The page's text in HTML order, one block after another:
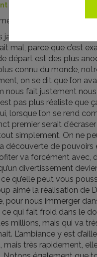
du mal - Fiche film
angoissant !
jamais demandé
mal, parce que c’est
départ est des plus
connu du monde,
on se dit que l’on
nous fait justement nous
pas plus réaliste
lorsque l’on se rend
premier serait
simplement. On ne
découverte de
va forcément
divertissement
qu’elle peut vous
aimé la réalisation de
pour nous immerger
ce qui fait froid dans le
millions, mais qui va
L’ambiance y est
mais très rapidement,